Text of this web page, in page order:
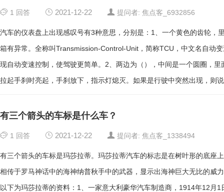
1 回答 2021-12-22 提问者: 焦点客_6932856
汽车的仪表盘上出现感叹号有3种意思，分别是：1、一个黄色的齿轮
箱有异常。全称叫Transmission-Control-Unit，简称TCU，中文名自动
现自动变速控制，使驾驶更简单。2、两边为（），中间是一个圆圈，
拉起手刹时亮起，手刹放下，指示灯熄灭。如果是行驶中突然出现，则
出现故障。
有三个箭头的车标是什么车？
1 回答 2021-12-22 提问者: 焦点客_1338494
有三个箭头的车标是玛莎拉蒂。玛莎拉蒂汽车的标志是在树叶形的底座
相传于罗马神话中的海神纳普秋手中的武器，显示出海神巨大无比的威
以下为玛莎拉蒂的资料：1、一家意大利豪华汽车制造商，1914年12月